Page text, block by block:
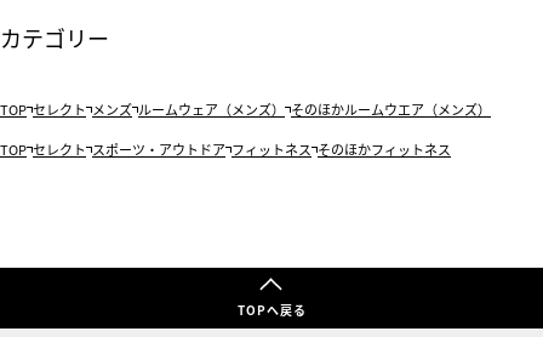
カテゴリー
TOP セレクト メンズ ルームウェア（メンズ） そのほかルームウエア（メンズ）
TOP セレクト スポーツ・アウトドア フィットネス そのほかフィットネス
TOPへ戻る